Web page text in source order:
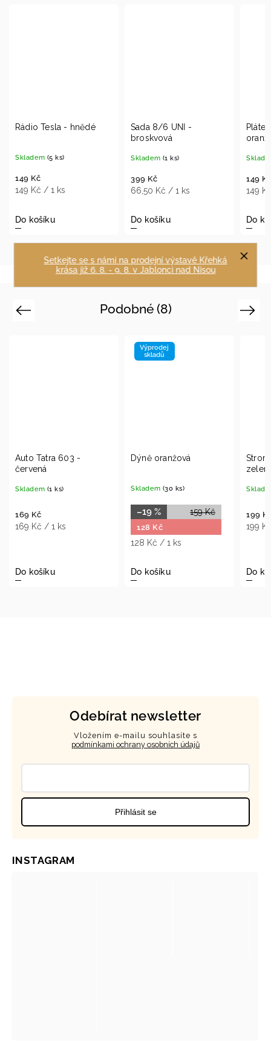
Setkejte se s námi na prodejní výstavě Křehká
krása již 6. 8. - 9. 8. v Jablonci nad Nisou
Sada 8/6 UNI -
Skladem (1 ks)
399 Kč
66,50 Kč / 1 ks
Do košíku
Plátek pomeranče -
oranžový
Skladem (12 ks)
149 Kč
149 Kč / 1 ks
Do košíku
Podobné (8)
Previous
Dýně oranžová
Skladem
–19 %
128 Kč
Do košíku
Strom v květináči -
Skladem (11 ks)
199 Kč
199 Kč / 1 ks
Do košíku
Next
Odebírat newsletter
Vložením e-mailu souhlasíte s
podmínkami ochrany osobních údajů
Přihlásit se
INSTAGRAM